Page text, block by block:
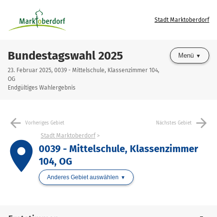
Stadt Marktoberdorf
Bundestagswahl 2025
23. Februar 2025, 0039 - Mittelschule, Klassenzimmer 104,
OG
Endgültiges Wahlergebnis
Menü
arrow_back Vorheriges Gebiet Nächstes Gebiet arrow_forward
place
Stadt Marktoberdorf
0039 - Mittelschule, Klassenzimmer
104, OG
Anderes Gebiet auswählen